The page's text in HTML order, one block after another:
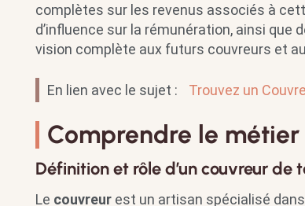
complètes sur les revenus associés à
d’influence sur la rémunération, ainsi
vision complète aux futurs couvreurs et
En lien avec le sujet : Trouvez un
Comprendre le
Définition et rôle d’un couvreur de
Le couvreur est un artisan spécialisé